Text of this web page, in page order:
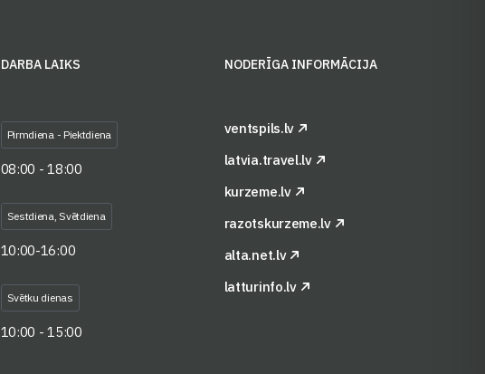
DARBA LAIKS NODERĪGA INFORMĀCIJA
Pirmdiena - Piektdiena
08:00 - 18:00
Sestdiena, Svētdiena
10:00-16:00
Svētku dienas
10:00 - 15:00
ventspils.lv
latvia.travel.lv
kurzeme.lv
razotskurzeme.lv
alta.net.lv
latturinfo.lv